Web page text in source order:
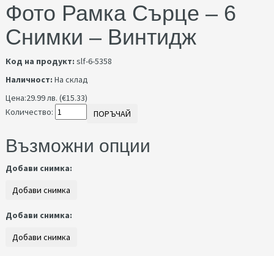
Фото Рамка Сърце – 6
Снимки – Винтидж
Код на продукт: slf-6-5358
Наличност: На склад
Цена:29.99 лв. (€15.33)
Количество:
ПОРЪЧАЙ
Възможни опции
Добави снимка:
Добави снимка: